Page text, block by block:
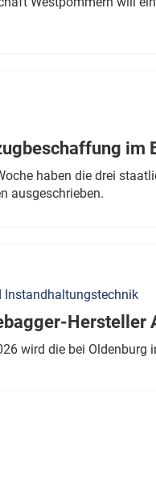
im
haben die drei
ausgeschrieben.
Instandhaltungstechnik
Hersteller
wird die bei Oldenburg